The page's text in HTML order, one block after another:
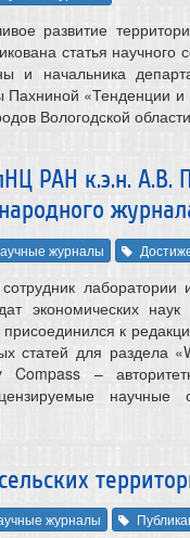
развитие
статья
и начальника
«Тенденции и
Вологодской
РАН к.э.н. А.В.
журналы
лаборатории
экономических наук
к
статей для раздела
–
журналы